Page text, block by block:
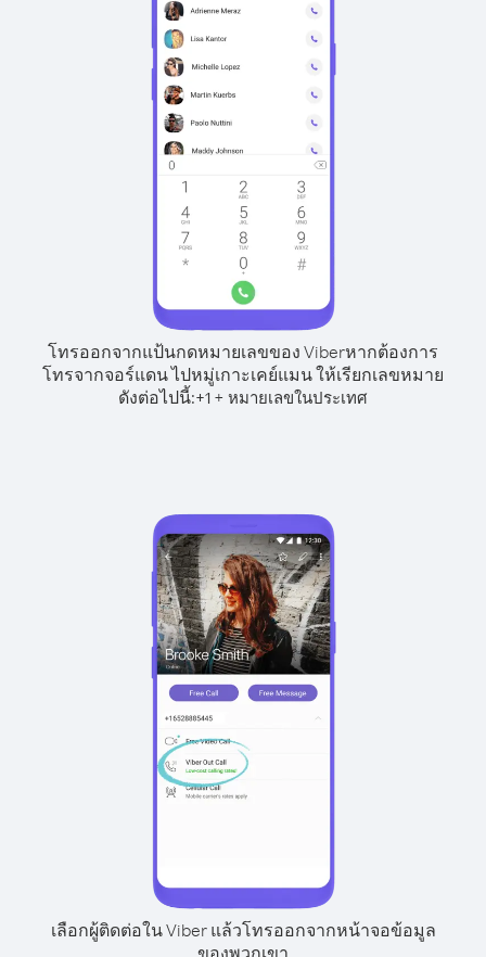
โทรออกจากแป้นกดหมายเลขของ Viberหากต้องการ
โทรจากจอร์แดน ไปหมู่เกาะเคย์แมน ให้เรียกเลขหมาย
ดังต่อไปนี้:+1 + หมายเลขในประเทศ
เลือกผู้ติดต่อใน Viber แล้วโทรออกจากหน้าจอข้อมูล
ของพวกเขา